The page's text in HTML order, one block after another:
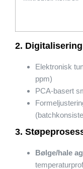
2.
Elektronisk
ppm)
PCA-basert
3.
Bølge/hale